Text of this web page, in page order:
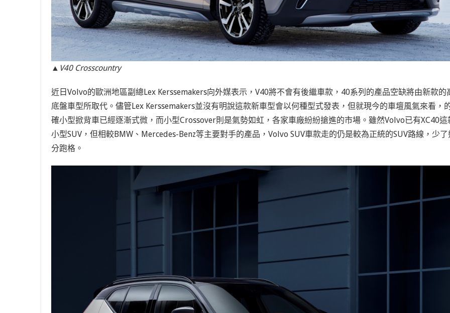
▲V40 Crosscountry
近日Volvo的歐洲地區副總Lex Kerssemakers向外媒表示，V40將不會有後繼車款，40系列的產品空缺將由新款的
底盤車型所取代。儘管Lex Kerssemakers並沒有明說這款新車型會以何種型式發表，但就現今的車壇風氣來看，
確小型掀背車已經逐漸式微，而小型Crossover則是氣勢如虹，各家車廠紛紛搶進的市場。雖然Volvo已有XC40這
小型SUV，但相較BMW、Mercedes-Benz等主要對手的產品，Volvo SUV車款走的仍是較為正統的SUV路線，少了
分跑格。